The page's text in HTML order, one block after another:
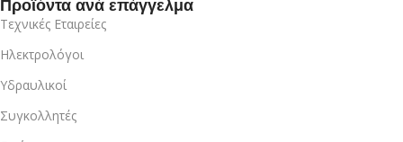
Προϊόντα ανά επάγγελμα
Τεχνικές Εταιρείες
Ηλεκτρολόγοι
Υδραυλικοί
Συγκολλητές